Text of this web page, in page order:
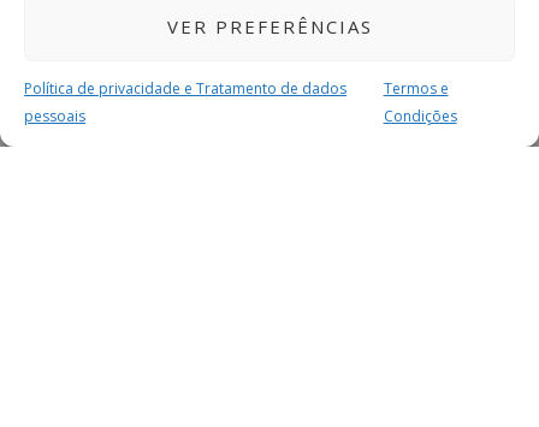
VER PREFERÊNCIAS
Política de privacidade e Tratamento de dados
pessoais
Termos e
Condições